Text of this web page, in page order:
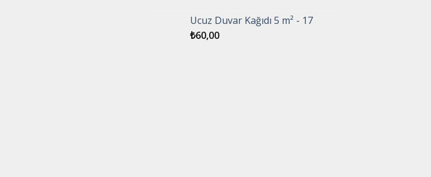
Ucuz Duvar Kağıdı 5 m² - 17
₺60,00